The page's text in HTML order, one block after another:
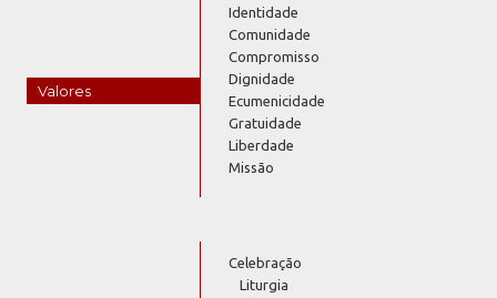
Valores
Identidade
Comunidade
Compromisso
Dignidade
Ecumenicidade
Gratuidade
Liberdade
Missão
Celebração
Liturgia